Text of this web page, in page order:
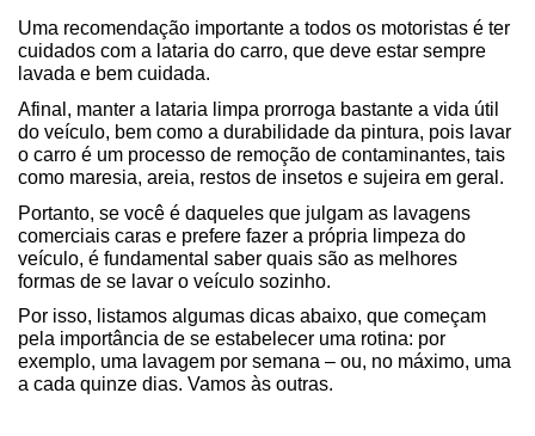
Uma recomendação importante a todos os motoristas é ter
cuidados com a lataria do carro, que deve estar sempre
lavada e bem cuidada.
Afinal, manter a lataria limpa prorroga bastante a vida útil
do veículo, bem como a durabilidade da pintura, pois lavar
o carro é um processo de remoção de contaminantes, tais
como maresia, areia, restos de insetos e sujeira em geral.
Portanto, se você é daqueles que julgam as lavagens
comerciais caras e prefere fazer a própria limpeza do
veículo, é fundamental saber quais são as melhores
formas de se lavar o veículo sozinho.
Por isso, listamos algumas dicas abaixo, que começam
pela importância de se estabelecer uma rotina: por
exemplo, uma lavagem por semana – ou, no máximo, uma
a cada quinze dias. Vamos às outras.